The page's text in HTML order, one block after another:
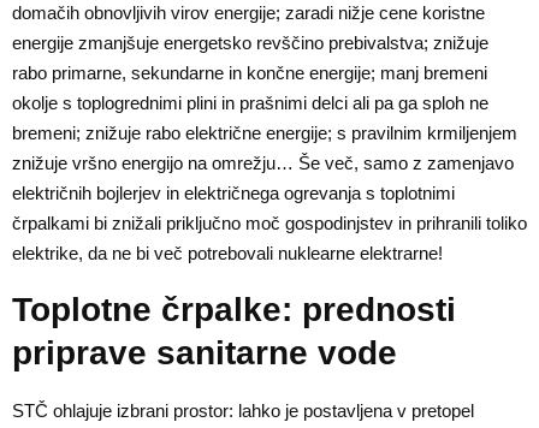
domačih obnovljivih virov energije; zaradi nižje cene koristne
energije zmanjšuje energetsko revščino prebivalstva; znižuje
rabo primarne, sekundarne in končne energije; manj bremeni
okolje s toplogrednimi plini in prašnimi delci ali pa ga sploh ne
bremeni; znižuje rabo električne energije; s pravilnim krmiljenjem
znižuje vršno energijo na omrežju… Še več, samo z zamenjavo
električnih bojlerjev in električnega ogrevanja s toplotnimi
črpalkami bi znižali priključno moč gospodinjstev in prihranili toliko
elektrike, da ne bi več potrebovali nuklearne elektrarne!
Toplotne črpalke: prednosti
priprave sanitarne vode
STČ ohlajuje izbrani prostor: lahko je postavljena v pretopel